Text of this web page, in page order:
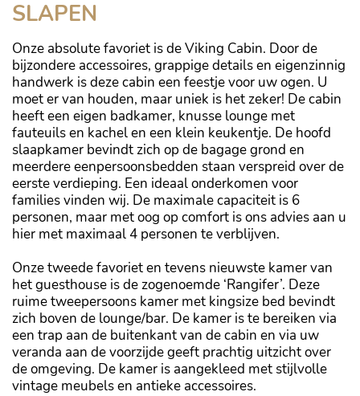
SLAPEN
Onze absolute favoriet is de Viking Cabin. Door de
bijzondere accessoires, grappige details en eigenzinnig
handwerk is deze cabin een feestje voor uw ogen. U
moet er van houden, maar uniek is het zeker! De cabin
heeft een eigen badkamer, knusse lounge met
fauteuils en kachel en een klein keukentje. De hoofd
slaapkamer bevindt zich op de bagage grond en
meerdere eenpersoonsbedden staan verspreid over de
eerste verdieping. Een ideaal onderkomen voor
families vinden wij. De maximale capaciteit is 6
personen, maar met oog op comfort is ons advies aan u
hier met maximaal 4 personen te verblijven.
Onze tweede favoriet en tevens nieuwste kamer van
het guesthouse is de zogenoemde ‘Rangifer’. Deze
ruime tweepersoons kamer met kingsize bed bevindt
zich boven de lounge/bar. De kamer is te bereiken via
een trap aan de buitenkant van de cabin en via uw
veranda aan de voorzijde geeft prachtig uitzicht over
de omgeving. De kamer is aangekleed met stijlvolle
vintage meubels en antieke accessoires.